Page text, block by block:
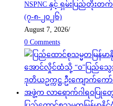
NSPNC နှင့် ရှမ်းပြည်တိုးတ
(၇-၈-၂၀၂၆)
August 7, 2026/
0 Comments